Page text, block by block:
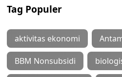
Tag Populer
aktivitas ekonomi
BBM Nonsubsidi